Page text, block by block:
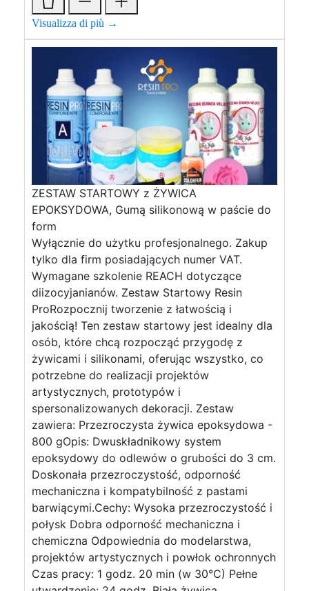
Visualizza di più →
ZESTAW STARTOWY z ŻYWICA
EPOKSYDOWA, Gumą silikonową w paście do
form
Wyłącznie do użytku profesjonalnego. Zakup
tylko dla firm posiadających numer VAT.
Wymagane szkolenie REACH dotyczące
diizocyjanianów. Zestaw Startowy Resin
ProRozpocznij tworzenie z łatwością i
jakością! Ten zestaw startowy jest idealny dla
osób, które chcą rozpocząć przygodę z
żywicami i silikonami, oferując wszystko, co
potrzebne do realizacji projektów
artystycznych, prototypów i
spersonalizowanych dekoracji. Zestaw
zawiera: Przezroczysta żywica epoksydowa -
800 gOpis: Dwuskładnikowy system
epoksydowy do odlewów o grubości do 3 cm.
Doskonała przezroczystość, odporność
mechaniczna i kompatybilność z pastami
barwiącymi.Cechy: Wysoka przezroczystość i
połysk Dobra odporność mechaniczna i
chemiczna Odpowiednia do modelarstwa,
projektów artystycznych i powłok ochronnych
Czas pracy: 1 godz. 20 min (w 30°C) Pełne